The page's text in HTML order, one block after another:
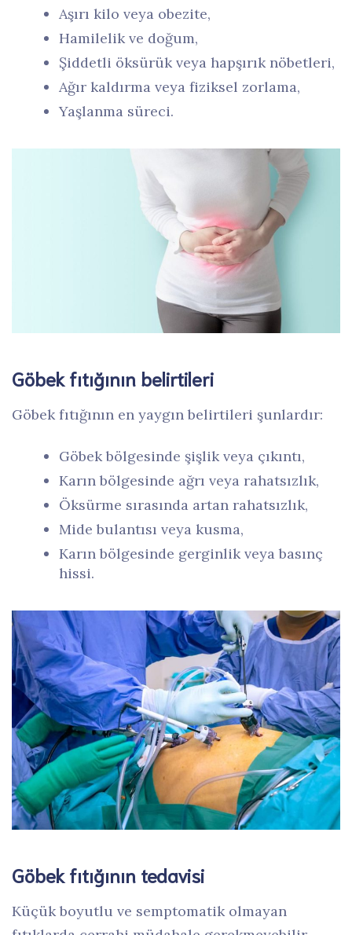
Aşırı kilo veya obezite,
Hamilelik ve doğum,
Şiddetli öksürük veya hapşırık nöbetleri,
Ağır kaldırma veya fiziksel zorlama,
Yaşlanma süreci.
Göbek fıtığının belirtileri
Göbek fıtığının en yaygın belirtileri şunlardır:
Göbek bölgesinde şişlik veya çıkıntı,
Karın bölgesinde ağrı veya rahatsızlık,
Öksürme sırasında artan rahatsızlık,
Mide bulantısı veya kusma,
Karın bölgesinde gerginlik veya basınç
hissi.
Göbek fıtığının tedavisi
Küçük boyutlu ve semptomatik olmayan